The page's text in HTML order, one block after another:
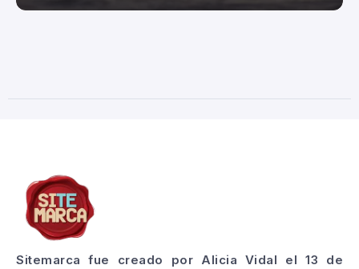
Sitemarca fue creado por Alicia Vidal el 13 de